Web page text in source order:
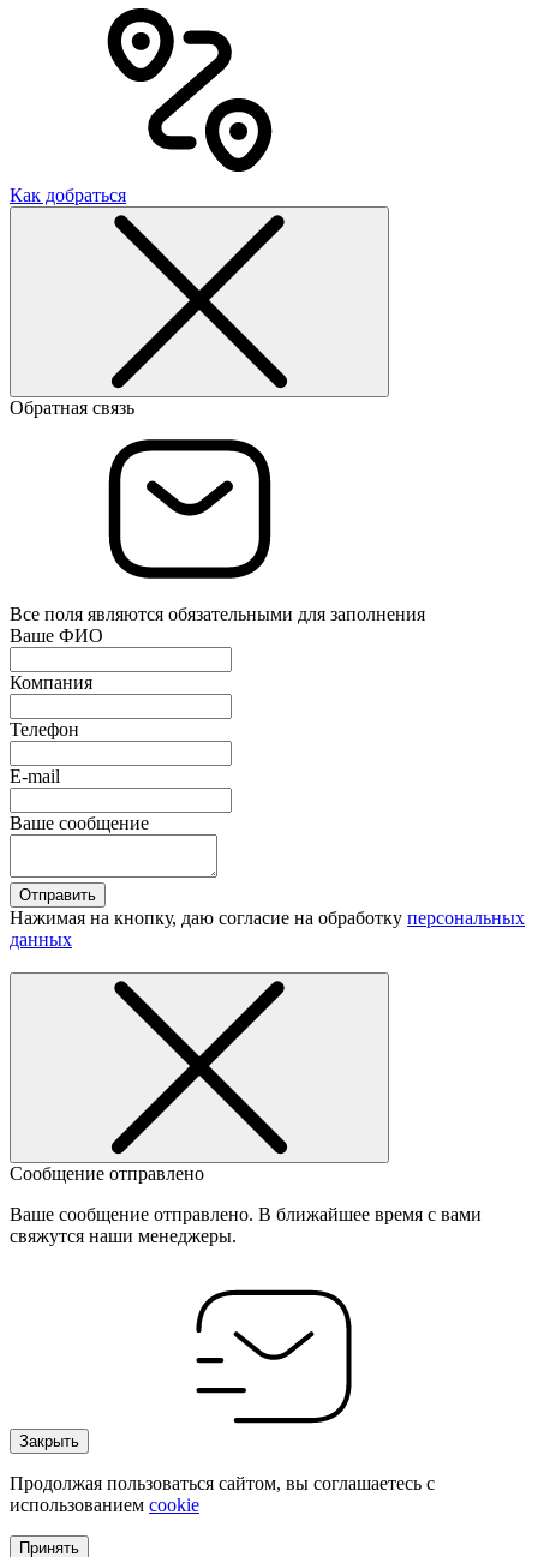
Как добраться
Обратная связь
Все поля являются обязательными для заполнения
Ваше ФИО
Компания
Телефон
E-mail
Ваше сообщение
Отправить
Нажимая на кнопку, даю согласие на обработку персональных
данных
Сообщение отправлено
Ваше сообщение отправлено. В ближайшее время с вами
свяжутся наши менеджеры.
Закрыть
Продолжая пользоваться сайтом, вы соглашаетесь с
использованием cookie
Принять